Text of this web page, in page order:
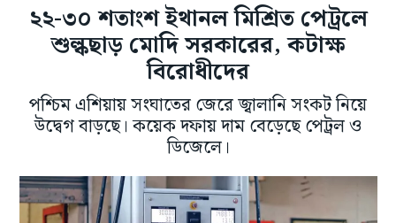
২২-৩০ শতাংশ ইথানল মিশ্রিত পেট্রলে
শুল্কছাড় মোদি সরকারের, কটাক্ষ
বিরোধীদের
পশ্চিম এশিয়ায় সংঘাতের জেরে জ্বালানি সংকট নিয়ে
উদ্বেগ বাড়ছে। কয়েক দফায় দাম বেড়েছে পেট্রল ও
ডিজেলে।